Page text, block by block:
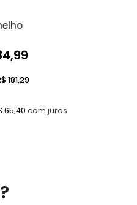
65,40 com juros
181,29